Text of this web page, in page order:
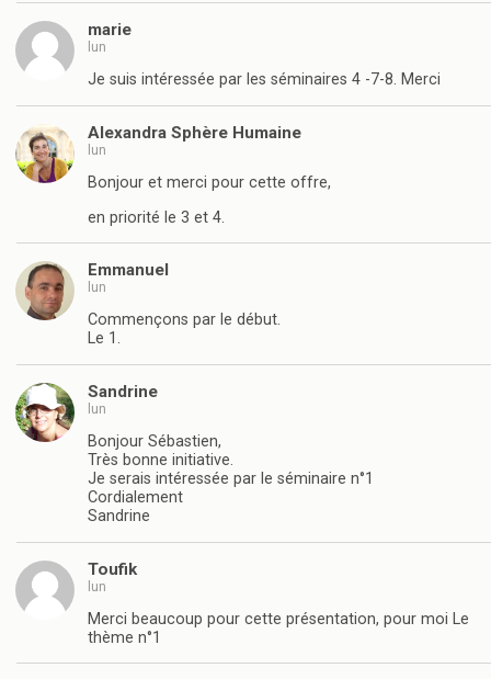
marie
lun
Je suis intéressée par les séminaires 4 -7-8. Merci
Alexandra Sphère Humaine
lun
Bonjour et merci pour cette offre,
en priorité le 3 et 4.
Emmanuel
lun
Commençons par le début.
Le 1.
Sandrine
lun
Bonjour Sébastien,
Très bonne initiative.
Je serais intéressée par le séminaire n°1
Cordialement
Sandrine
Toufik
lun
Merci beaucoup pour cette présentation, pour moi Le
thème n°1